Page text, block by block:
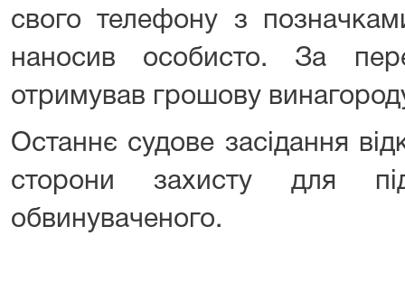
свого телефону з
наносив особисто. За
отримував грошову
Останнє судове засідання
сторони захисту для
обвинуваченого.